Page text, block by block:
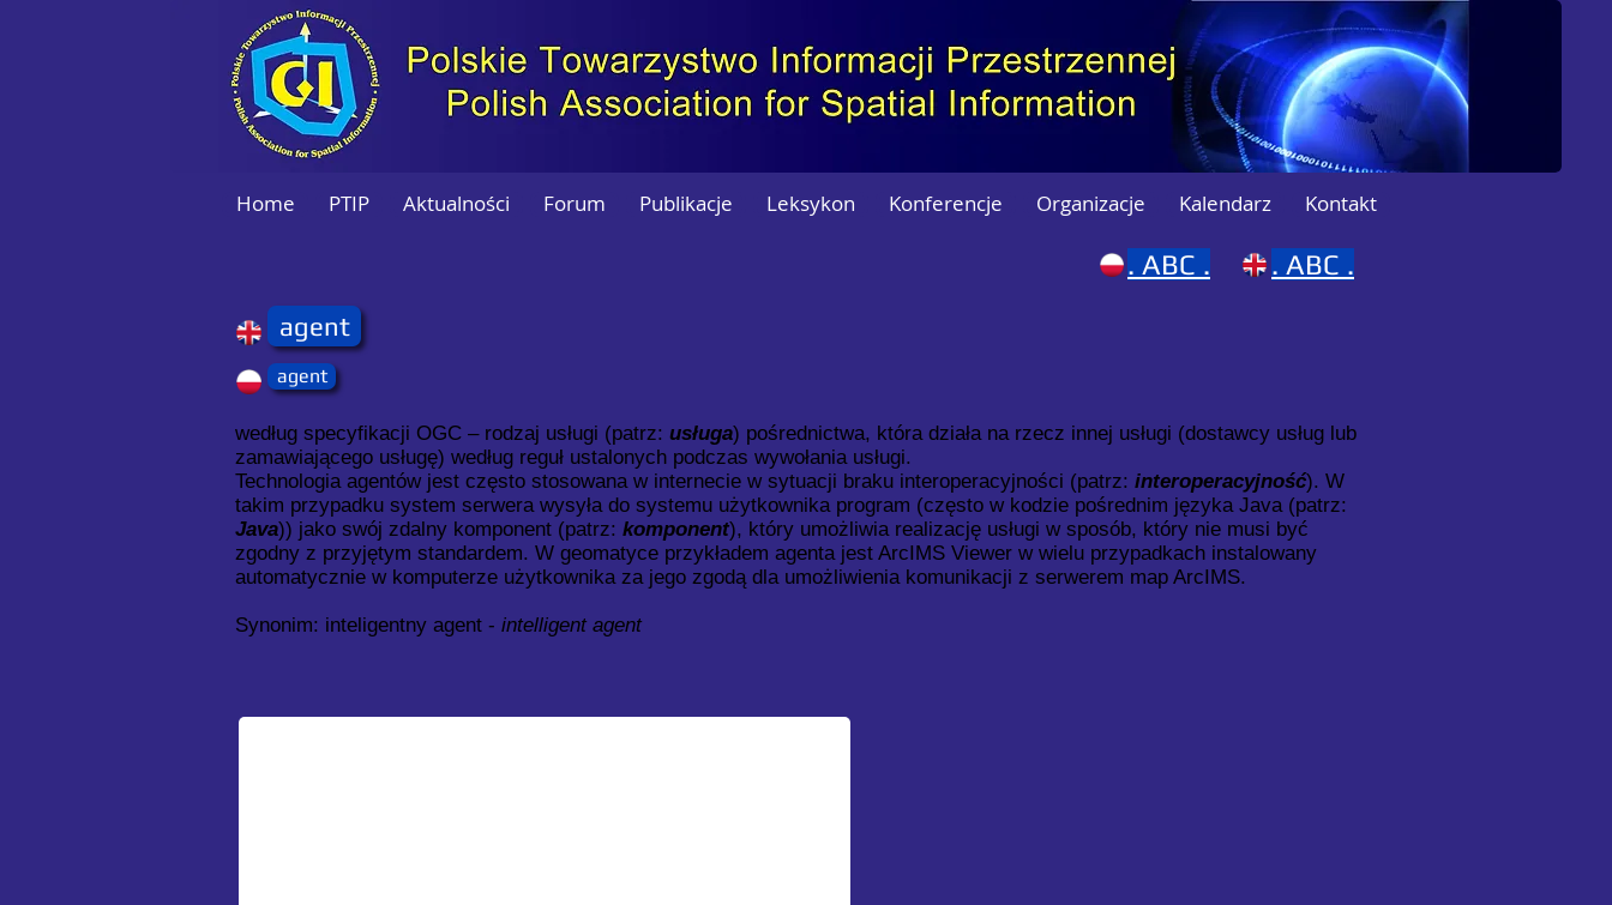
Home PTIP Aktualności Forum Publikacje Leksykon Konferencje Organizacje Kalendarz Kontakt
agent
. ABC . . ABC .
agent
według specyfikacji OGC – rodzaj usługi (patrz: usługa) pośrednictwa, która działa na rzecz innej usługi (dostawcy usług lub
zamawiającego usługę) według reguł ustalonych podczas wywołania usługi.
Technologia agentów jest często stosowana w internecie w sytuacji braku interoperacyjności (patrz: interoperacyjność). W
takim przypadku system serwera wysyła do systemu użytkownika program (często w kodzie pośrednim języka Java (patrz:
Java)) jako swój zdalny komponent (patrz: komponent), który umożliwia realizację usługi w sposób, który nie musi być
zgodny z przyjętym standardem. W geomatyce przykładem agenta jest ArcIMS Viewer w wielu przypadkach instalowany
automatycznie w komputerze użytkownika za jego zgodą dla umożliwienia komunikacji z serwerem map ArcIMS.
Synonim: inteligentny agent - intelligent agent